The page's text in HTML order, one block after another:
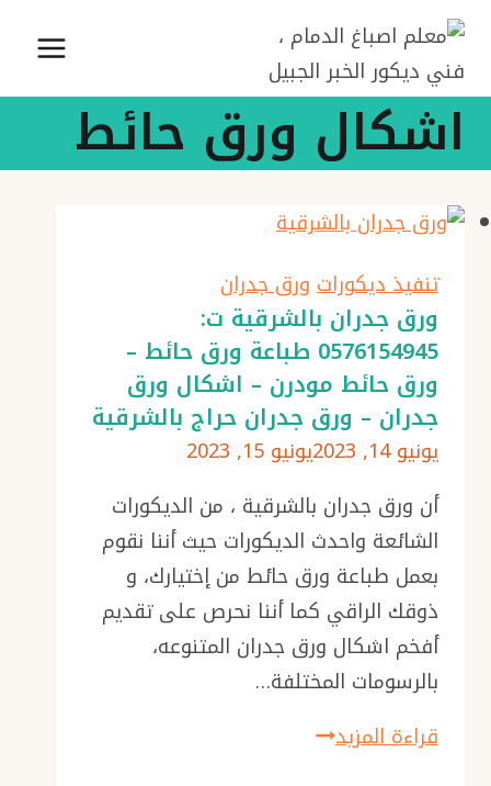
التجاوز
المحتوى
اشكال ورق حائط
تنفيذ ديكورات ورق جدران
ورق جدران بالشرقية ت:
0576154945 طباعة ورق حائط –
ورق حائط مودرن – اشكال ورق
جدران – ورق جدران حراج بالشرقية
يونيو 14, 2023
يونيو 15, 2023
أن ورق جدران بالشرقية ، من الديكورات
الشائعة واحدث الديكورات حيث أننا نقوم
بعمل طباعة ورق حائط من إختيارك، و
ذوقك الراقي كما أننا نحرص على تقديم
أفخم اشكال ورق جدران المتنوعه،
بالرسومات المختلفة…
قراءة المزيدورق